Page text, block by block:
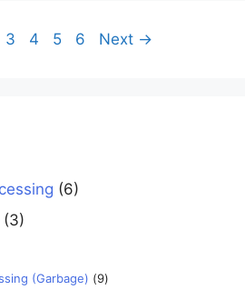
Page
3 Page
4 Page
5 Page
6 Next →
(6)
(3)
(Garbage) (9)